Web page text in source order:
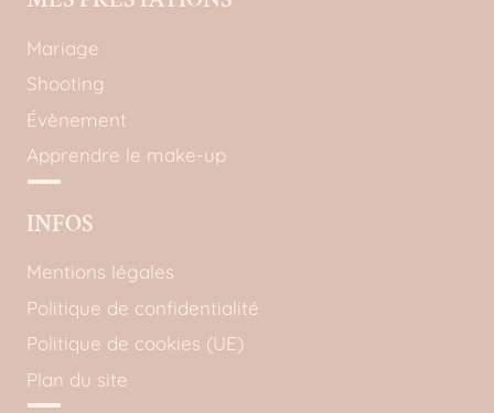
Mariage
Shooting
Évènement
Apprendre le make-up
INFOS
Mentions légales
Politique de confidentialité
Politique de cookies (UE)
Plan du site